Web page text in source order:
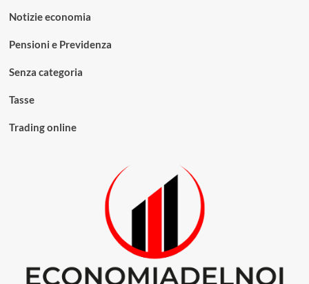
Notizie economia
Pensioni e Previdenza
Senza categoria
Tasse
Trading online